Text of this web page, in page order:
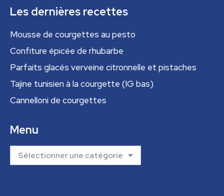
Les dernières recettes
Mousse de courgettes au pesto
Confiture épicée de rhubarbe
Parfaits glacés verveine citronnelle et pistaches
Tajine tunisien à la courgette (IG bas)
Cannelloni de courgettes
Menu
Menu